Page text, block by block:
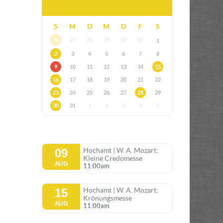
S M D M D F S
26 27 28 29 30 31 1
2 3 4 5 6 7 8
9 10 11 12 13 14 15
16 17 18 19 20 21 22
23 24 25 26 27 28 29
30 31 1 2 3 4 5
09
AUG
Hochamt | W. A. Mozart:
Kleine Credomesse
11:00am
15
AUG
Hochamt | W. A. Mozart:
Krönungsmesse
11:00am